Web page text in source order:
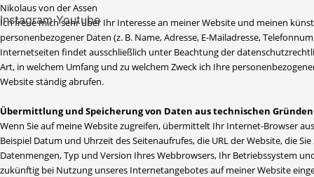
Instagram Youtube
Nikolaus von der Assen
Ich freue mich sehr über Ihr Interesse an meiner Website und meinen
personenbezogener Daten (z. B. Name, Adresse, E-Mailadresse,
Internetseiten findet ausschließlich unter Beachtung der
Art, in welchem Umfang und zu welchem Zweck ich Ihre
Website ständig abrufen.
Übermittlung und Speicherung von Daten aus technischen
Wenn Sie auf meine Website zugreifen, übermittelt Ihr Internet-Browser
Beispiel Datum und Uhrzeit des Seitenaufrufes, die URL der Website, die
Datenmengen, Typ und Version Ihres Webbrowsers, Ihr Betriebssystem
zukünftig bei Nutzung unseres Internetangebotes auf meiner Website